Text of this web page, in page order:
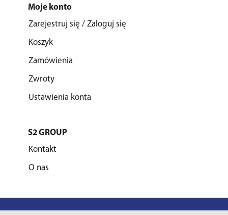
Moje konto
Zarejestruj się / Zaloguj się
Koszyk
Zamówienia
Zwroty
Ustawienia konta
S2 GROUP
Kontakt
O nas